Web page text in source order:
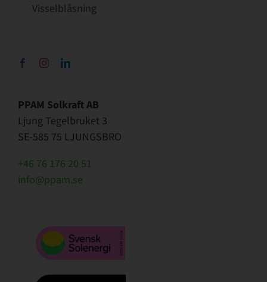
Visselblåsning
PPAM Solkraft AB
Ljung Tegelbruket 3
SE-585 75 LJUNGSBRO
+46 76 176 20 51
info@ppam.se